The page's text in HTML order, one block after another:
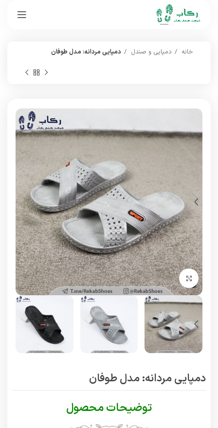
خانه دمپایی و صندل دمپایی مردانه: مدل طوفان
برای بزرگنمایی کلیک کنید
دمپایی مردانه: مدل طوفان
توضیحات محصول